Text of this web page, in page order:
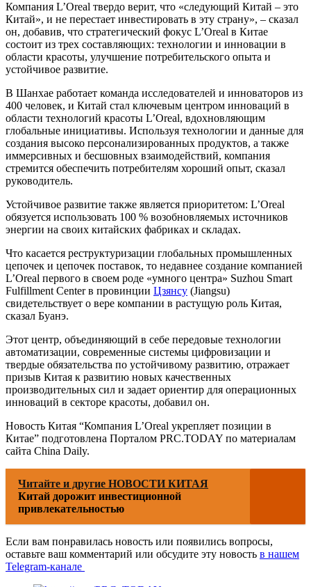
Компания L’Oreal твердо верит, что «следующий Китай – это
Китай», и не перестает инвестировать в эту страну», – сказал
он, добавив, что стратегический фокус L’Oreal в Китае
состоит из трех составляющих: технологии и инновации в
области красоты, улучшение потребительского опыта и
устойчивое развитие.
В Шанхае работает команда исследователей и инноваторов из
400 человек, и Китай стал ключевым центром инноваций в
области технологий красоты L’Oreal, вдохновляющим
глобальные инициативы. Используя технологии и данные для
создания высоко персонализированных продуктов, а также
иммерсивных и бесшовных взаимодействий, компания
стремится обеспечить потребителям хороший опыт, сказал
руководитель.
Устойчивое развитие также является приоритетом: L’Oreal
обязуется использовать 100 % возобновляемых источников
энергии на своих китайских фабриках и складах.
Что касается реструктуризации глобальных промышленных
цепочек и цепочек поставок, то недавнее создание компанией
L’Oreal первого в своем роде «умного центра» Suzhou Smart
Fulfillment Center в провинции Цзянсу (Jiangsu)
свидетельствует о вере компании в растущую роль Китая,
сказал Буанэ.
Этот центр, объединяющий в себе передовые технологии
автоматизации, современные системы цифровизации и
твердые обязательства по устойчивому развитию, отражает
призыв Китая к развитию новых качественных
производительных сил и задает ориентир для операционных
инноваций в секторе красоты, добавил он.
Новость Китая “Компания L’Oreal укрепляет позиции в
Китае” подготовлена Порталом PRC.TODAY по материалам
сайта China Daily.
Читайте и другие НОВОСТИ КИТАЯ
Китай дорожит инвестиционной
привлекательностью
Если вам понравилась новость или появились вопросы,
оставьте ваш комментарий или обсудите эту новость в нашем
Telegram-канале